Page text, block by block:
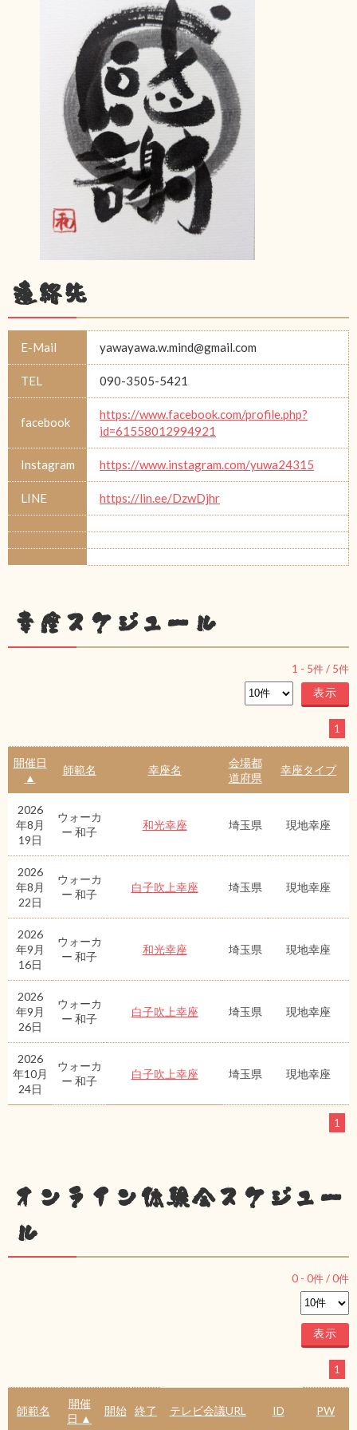
連絡先
E-Mail yawayawa.w.mind@gmail.com
TEL 090-3505-5421
facebook
https://www.facebook.com/profile.php?
id=61558012994921
Instagram https://www.instagram.com/yuwa24315
LINE https://lin.ee/DzwDjhr
幸座スケジュール
1 - 5件 / 5件
1
開催日
▲
師範名 幸座名
会場都
道府県
幸座タイプ
2026
年8月
19日
ウォーカ
ー 和子
和光幸座 埼玉県 現地幸座
2026
年8月
22日
ウォーカ
ー 和子
白子吹上幸座 埼玉県 現地幸座
2026
年9月
16日
ウォーカ
ー 和子
和光幸座 埼玉県 現地幸座
2026
年9月
26日
ウォーカ
ー 和子
白子吹上幸座 埼玉県 現地幸座
2026
年10月
24日
ウォーカ
ー 和子
白子吹上幸座 埼玉県 現地幸座
1
オンライン体験会スケジュー
ル
0 - 0件 /0件
1
師範名
開催
日 ▲
開始 終了 テレビ会議URL ID PW